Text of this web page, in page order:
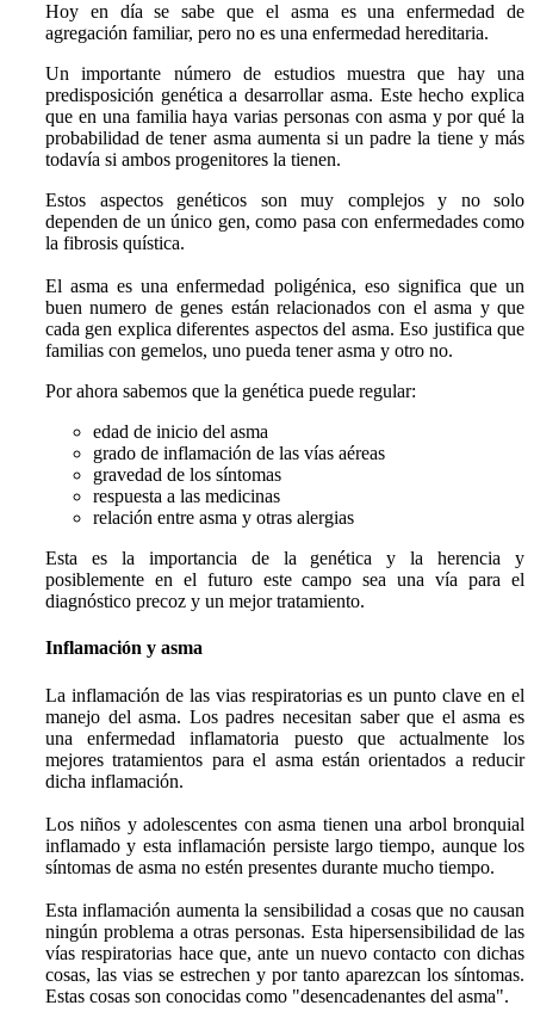
Hoy en día se sabe que el asma es una enfermedad de
agregación familiar, pero no es una enfermedad hereditaria.
Un importante número de estudios muestra que hay una
predisposición genética a desarrollar asma. Este hecho explica
que en una familia haya varias personas con asma y por qué la
probabilidad de tener asma aumenta si un padre la tiene y más
todavía si ambos progenitores la tienen.
Estos aspectos genéticos son muy complejos y no solo
dependen de un único gen, como pasa con enfermedades como
la fibrosis quística.
El asma es una enfermedad poligénica, eso significa que un
buen numero de genes están relacionados con el asma y que
cada gen explica diferentes aspectos del asma. Eso justifica que
familias con gemelos, uno pueda tener asma y otro no.
Por ahora sabemos que la genética puede regular:
edad de inicio del asma
grado de inflamación de las vías aéreas
gravedad de los síntomas
respuesta a las medicinas
relación entre asma y otras alergias
Esta es la importancia de la genética y la herencia y
posiblemente en el futuro este campo sea una vía para el
diagnóstico precoz y un mejor tratamiento.
Inflamación y asma
La inflamación de las vias respiratorias es unpunto clave en el
manejo del asma. Los padres necesitan saber que el asma es
una enfermedad inflamatoria puesto que actualmente los
mejores tratamientos para el asma están orientados a reducir
dicha inflamación.
Los niños y adolescentes con asma tienen una arbol bronquial
inflamado y esta inflamación persiste largo tiempo, aunque los
síntomas de asma no estén presentes durante mucho tiempo.
Esta inflamación aumenta la sensibilidad a cosas que no causan
ningún problema a otras personas. Esta hipersensibilidad de las
vías respiratorias hace que, ante un nuevo contacto con dichas
cosas, las vias se estrechen y por tanto aparezcan los síntomas.
Estas cosas son conocidas como "desencadenantes del asma".